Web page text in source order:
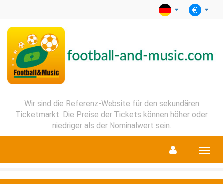
Wir sind die Referenz-Website für den sekundären
Ticketmarkt. Die Preise der Tickets können höher oder
niedriger als der Nominalwert sein.
Menu